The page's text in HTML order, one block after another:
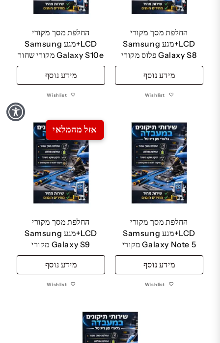
החלפת מסך מקורי
LCD+מגע Samsung
Galaxy S8 פלוס מקורי
מידע נוסף
Wishlist
החלפת מסך מקורי
LCD+מגע Samsung
Galaxy S10e מקורי שחור
מידע נוסף
Wishlist
החלפת מסך מקורי
LCD+מגע Samsung
Galaxy Note 5 מקורי
מידע נוסף
Wishlist
אזל מהמלאי
החלפת מסך מקורי
LCD+מגע Samsung
Galaxy S9 מקורי
מידע נוסף
Wishlist